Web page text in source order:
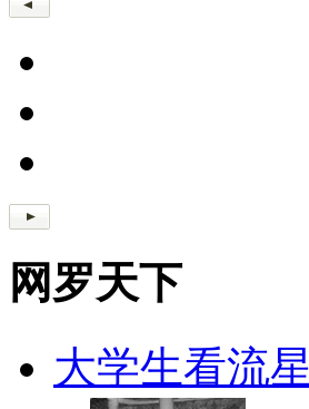
网罗天下
大学生看流